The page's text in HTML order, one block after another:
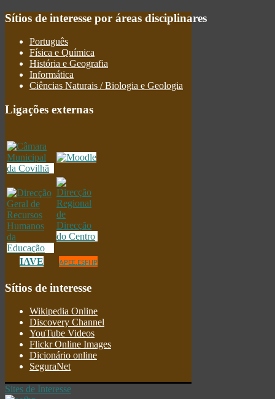
Sítios de interesse por áreas disciplinares
Português
Física e Química
História e Geografia
Informática
Ciências Naturais / Biologia e Geologia
Ligações externas
IAVE APEE.ESFHP
Sítios de interesse
Wikipedia Online
Discovery Channel
YouTube Videos
Flickr Online Images
Dicionário online
SeguraNet
Sites de Interesse